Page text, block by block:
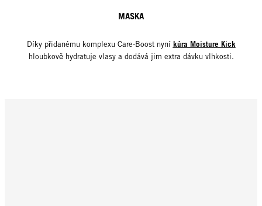
MASKA
Díky přidanému komplexu Care-Boost nyní kúra Moisture Kick
hloubkově hydratuje vlasy a dodává jim extra dávku vlhkosti.